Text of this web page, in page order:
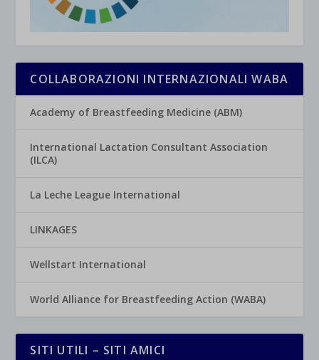
COLLABORAZIONI INTERNAZIONALI WABA
Academy of Breastfeeding Medicine (ABM)
International Lactation Consultant Association
(ILCA)
La Leche League International
LINKAGES
Wellstart International
World Alliance for Breastfeeding Action (WABA)
SITI UTILI – SITI AMICI